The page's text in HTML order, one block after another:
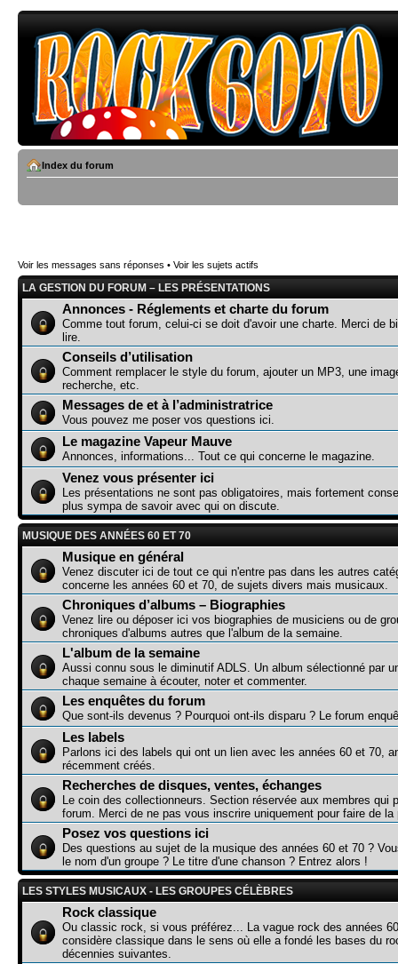
Index du forum
Voir les messages sans réponses • Voir les sujets actifs
LA GESTION DU FORUM – LES PRÉSENTATIONS
Annonces - Réglements et charte du forum
Comme tout forum, celui-ci se doit d'avoir une charte. Merci de
lire.
Conseils d’utilisation
Comment remplacer le style du forum, ajouter un MP3, une
recherche, etc.
Messages de et à l’administratrice
Vous pouvez me poser vos questions ici.
Le magazine Vapeur Mauve
Annonces, informations... Tout ce qui concerne le magazine.
Venez vous présenter ici
Les présentations ne sont pas obligatoires, mais fortement
plus sympa de savoir avec qui on discute.
MUSIQUE DES ANNÉES 60 ET 70
Musique en général
Venez discuter ici de tout ce qui n'entre pas dans les autres
concerne les années 60 et 70, de sujets divers mais musicaux.
Chroniques d’albums – Biographies
Venez lire ou déposer ici vos biographies de musiciens ou de
chroniques d'albums autres que l'album de la semaine.
L'album de la semaine
Aussi connu sous le diminutif ADLS. Un album sélectionné par
chaque semaine à écouter, noter et commenter.
Les enquêtes du forum
Que sont-ils devenus ? Pourquoi ont-ils disparu ? Le forum
Les labels
Parlons ici des labels qui ont un lien avec les années 60 et 70,
récemment créés.
Recherches de disques, ventes, échanges
Le coin des collectionneurs. Section réservée aux membres qui
forum. Merci de ne pas vous inscrire uniquement pour faire de la
Posez vos questions ici
Des questions au sujet de la musique des années 60 et 70 ?
le nom d'un groupe ? Le titre d'une chanson ? Entrez alors !
LES STYLES MUSICAUX - LES GROUPES CÉLÈBRES
Rock classique
Ou classic rock, si vous préférez... La vague rock des années
considère classique dans le sens où elle a fondé les bases du
décennies suivantes.